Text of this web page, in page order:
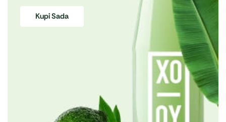
Kupi Sada